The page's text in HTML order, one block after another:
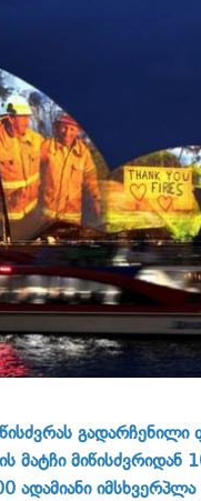
მატჩი
ადამიანი იმსხვერპლა